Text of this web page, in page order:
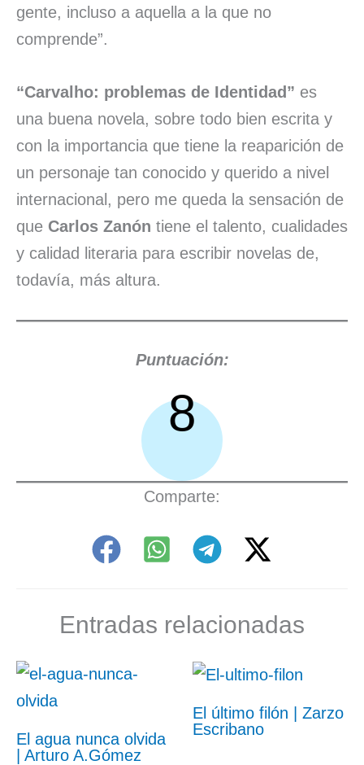
gente, incluso a aquella a la que no
comprende”.
“Carvalho: problemas de Identidad” es
una buena novela, sobre todo bien escrita y
con la importancia que tiene la reaparición de
un personaje tan conocido y querido a nivel
internacional, pero me queda la sensación de
que Carlos Zanón tiene el talento, cualidades
y calidad literaria para escribir novelas de,
todavía, más altura.
Puntuación:
8
Comparte:
Entradas relacionadas
El agua nunca olvida
| Arturo A.Gómez
El último filón | Zarzo
Escribano